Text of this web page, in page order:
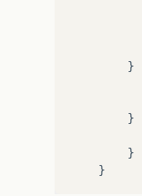
}
}